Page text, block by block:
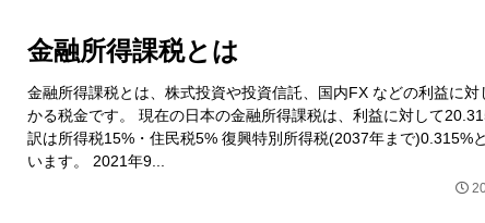
金融所得課税とは
金融所得課税とは、株式投資や投資信託、国内FX などの利益に対
かる税金です。 現在の日本の金融所得課税は、利益に対して
訳は所得税15%・住民税5% 復興特別所得税(2037年まで)0.315%
います。 2021年9...